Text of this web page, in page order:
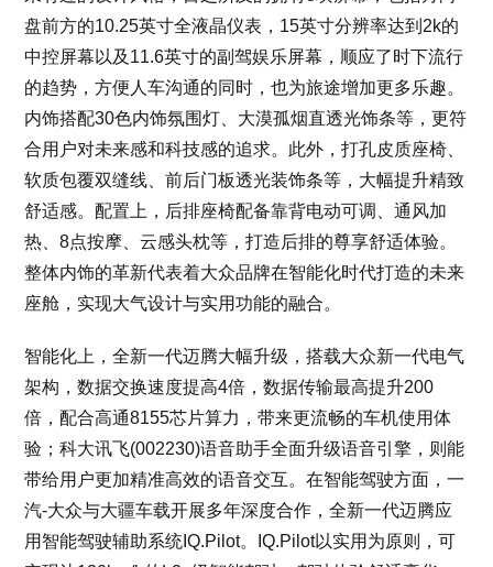
盘前方的10.25英寸全液晶仪表，15英寸分辨率达到2k的
中控屏幕以及11.6英寸的副驾娱乐屏幕，顺应了时下流行
的趋势，方便人车沟通的同时，也为旅途增加更多乐趣。
内饰搭配30色内饰氛围灯、大漠孤烟直透光饰条等，更符
合用户对未来感和科技感的追求。此外，打孔皮质座椅、
软质包覆双缝线、前后门板透光装饰条等，大幅提升精致
舒适感。配置上，后排座椅配备靠背电动可调、通风加
热、8点按摩、云感头枕等，打造后排的尊享舒适体验。
整体内饰的革新代表着大众品牌在智能化时代打造的未来
座舱，实现大气设计与实用功能的融合。
智能化上，全新一代迈腾大幅升级，搭载大众新一代电气
架构，数据交换速度提高4倍，数据传输最高提升200
倍，配合高通8155芯片算力，带来更流畅的车机使用体
验；科大讯飞(002230)语音助手全面升级语音引擎，则能
带给用户更加精准高效的语音交互。在智能驾驶方面，一
汽-大众与大疆车载开展多年深度合作，全新一代迈腾应
用智能驾驶辅助系统IQ.Pilot。IQ.Pilot以实用为原则，可